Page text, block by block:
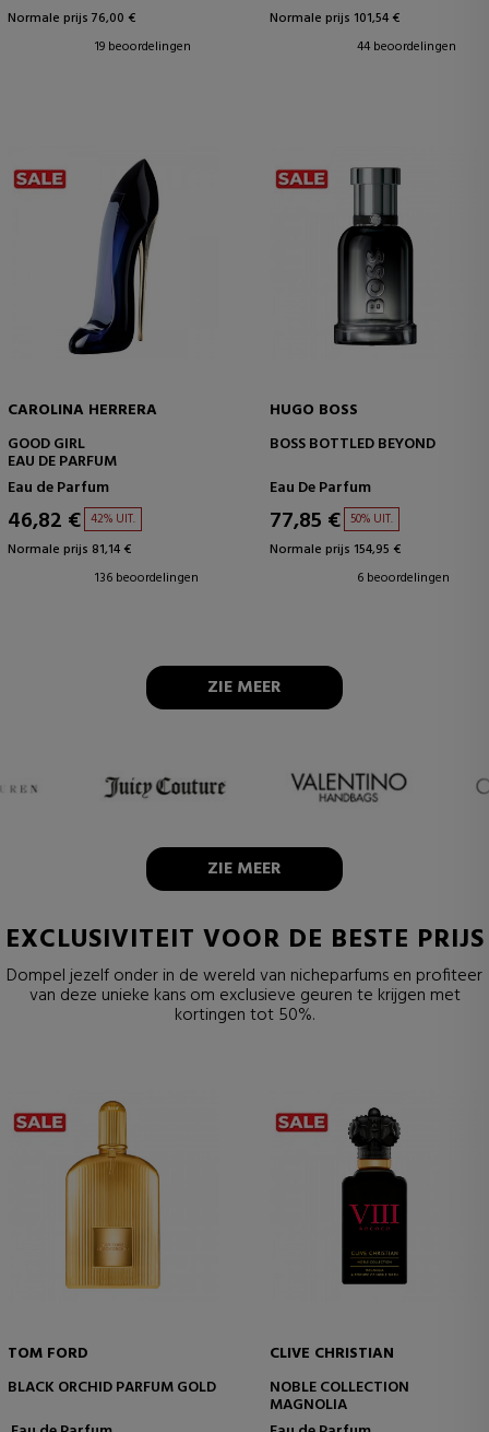
Normale prijs 76,00 €
19 beoordelingen
Normale prijs 101,54 €
44 beoordelingen
CAROLINA HERRERA
GOOD GIRL
EAU DE PARFUM
Eau de Parfum
46,82 € 42% UIT.
Normale prijs 81,14 €
136 beoordelingen
HUGO BOSS
BOSS BOTTLED BEYOND
Eau De Parfum
77,85 € 50% UIT.
Normale prijs 154,95 €
6 beoordelingen
ZIE MEER
ZIE MEER
EXCLUSIVITEIT VOOR DE BESTE PRIJS
Dompel jezelf onder in de wereld van nicheparfums en profiteer
van deze unieke kans om exclusieve geuren te krijgen met
kortingen tot 50%.
TOM FORD
BLACK ORCHID PARFUM GOLD
CLIVE CHRISTIAN
NOBLE COLLECTION
MAGNOLIA